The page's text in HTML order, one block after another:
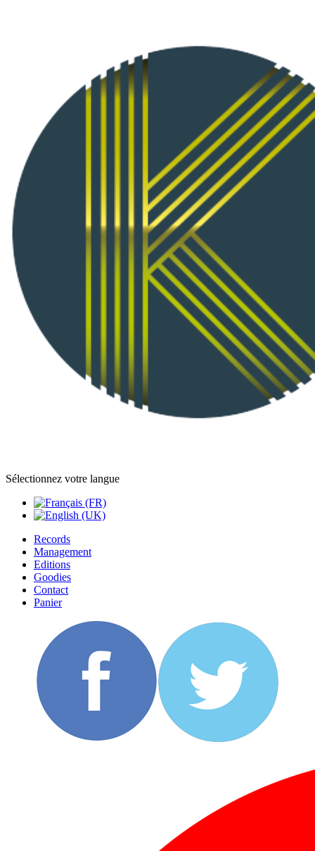
Sélectionnez votre langue
Records
Management
Editions
Goodies
Contact
Panier